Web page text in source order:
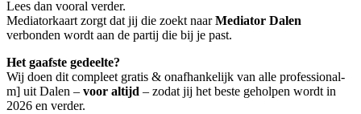
Lees dan vooral verder.
Mediatorkaart zorgt dat jij die zoekt naarMediator Dalen
verbonden wordt aan de partij die bij je past.
Het gaafste gedeelte?
Wij doen dit compleet gratis & onafhankelijk van alle professional-
m] uit Dalen – voor altijd – zodat jij het beste geholpen wordt in
2026 en verder.